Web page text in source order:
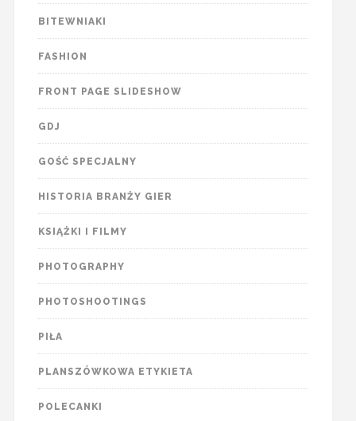
BITEWNIAKI
FASHION
FRONT PAGE SLIDESHOW
GDJ
GOŚĆ SPECJALNY
HISTORIA BRANŻY GIER
KSIĄŻKI I FILMY
PHOTOGRAPHY
PHOTOSHOOTINGS
PIŁA
PLANSZÓWKOWA ETYKIETA
POLECANKI